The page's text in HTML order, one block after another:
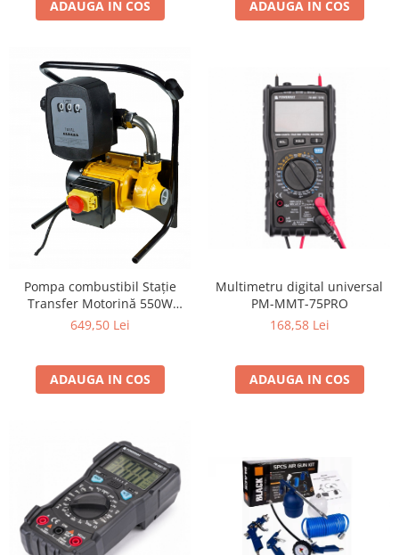
ADAUGA IN COS ADAUGA IN COS
Pompa combustibil Stație
Transfer Motorină 550W
BLACK, 40L/min, Contor
649,50 Lei
ADAUGA IN COS
Multimetru digital universal
PM-MMT-75PRO
168,58 Lei
ADAUGA IN COS